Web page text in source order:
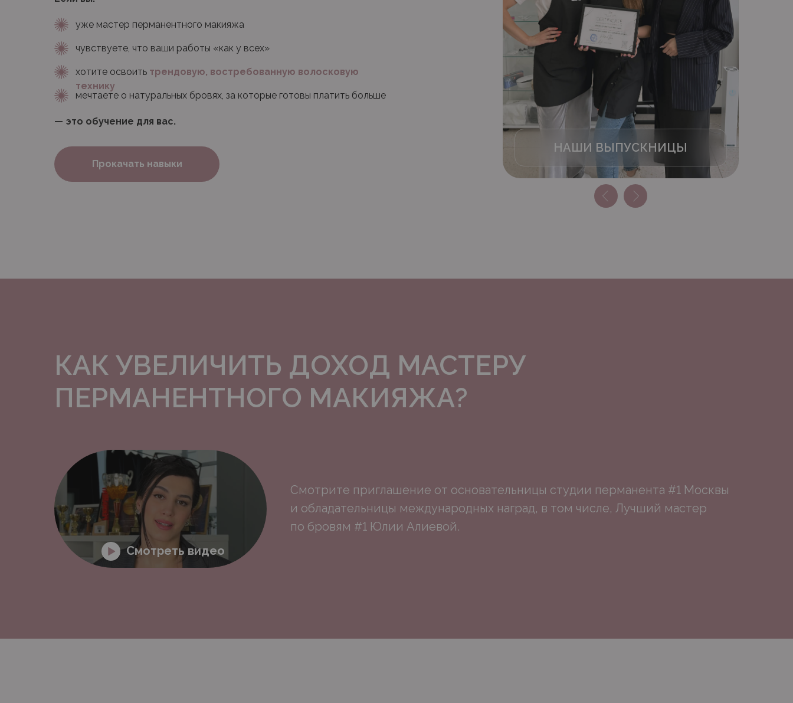
НАШИ ВЫПУСКНИЦЫ
Прокачать навыки
хотите освоить трендовую, востребованную волосковую
технику
уже мастер перманентного макияжа
чувствуете, что ваши работы «как у всех»
мечтаете о натуральных бровях, за которые готовы платить больше
— это обучение для вас.
КАК УВЕЛИЧИТЬ ДОХОД МАСТЕРУ
ПЕРМАНЕНТНОГО МАКИЯЖА?
Смотрите приглашение от основательницы студии перманента #1 Москвы
и обладательницы международных наград, в том числе, Лучший мастер
по бровям #1 Юлии Алиевой.
Смотреть видео